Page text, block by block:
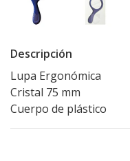
Descripción
Lupa Ergonómica
Cristal 75 mm
Cuerpo de plástico